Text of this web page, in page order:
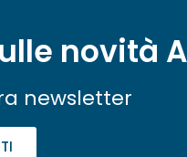
novità
newsletter